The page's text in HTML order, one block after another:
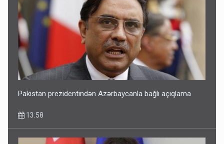
Pakistan prezidentindən Azərbaycanla bağlı açıqlama
13:58